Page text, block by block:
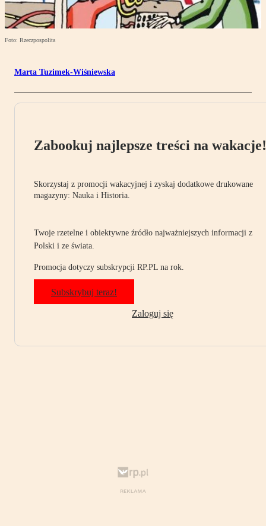
Foto: Rzeczpospolita
Marta Tuzimek-Wiśniewska
Zabookuj najlepsze treści na wakacje!
Skorzystaj z promocji wakacyjnej i zyskaj dodatkowe drukowane
magazyny: Nauka i Historia.
Twoje rzetelne i obiektywne źródło najważniejszych informacji z
Polski i ze świata.
Promocja dotyczy subskrypcji RP.PL na rok.
Subskrybuj teraz!
Zaloguj się